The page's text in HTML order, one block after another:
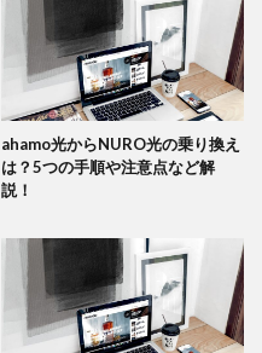
ahamo光からNURO光の乗り換え
は？5つの手順や注意点など解
説！